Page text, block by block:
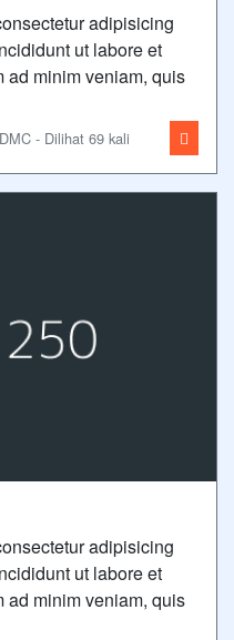
adipisicing
ut labore et
ad minim veniam, quis
- Dilihat 69 kali
adipisicing
ut labore et
ad minim veniam, quis